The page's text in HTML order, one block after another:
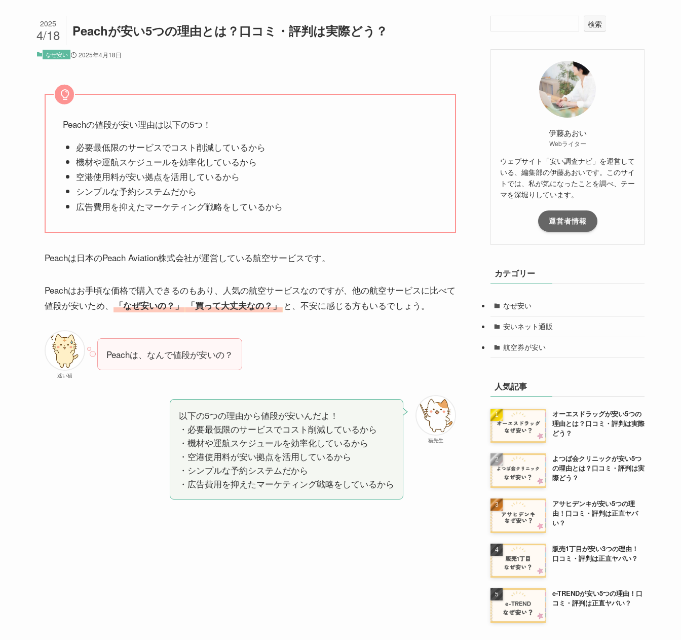
Peachが安い5つの理由とは？口コミ・評判は実際どう？
2025
4/18
なぜ安い 2025年4月18日
Peachの値段が安い理由は以下の5つ！
必要最低限のサービスでコスト削減しているから
機材や運航スケジュールを効率化しているから
空港使用料が安い拠点を活用しているから
シンプルな予約システムだから
広告費用を抑えたマーケティング戦略をしているから
Peachは日本のPeach Aviation株式会社が運営している航空サービスです。
Peachはお手頃な価格で購入できるのもあり、人気の航空サービスなのですが、他の航空サービスに比べて
値段が安いため、
「なぜ安いの？」 「買って大丈夫なの？」 と、不安に感じる方もいるでしょう。
迷い猫
Peachは、なんで値段が安いの？
猫先生
以下の5つの理由から値段が安いんだよ！
・必要最低限のサービスでコスト削減しているから
・機材や運航スケジュールを効率化しているから
・空港使用料が安い拠点を活用しているから
・シンプルな予約システムだから
・広告費用を抑えたマーケティング戦略をしているから
検索
伊藤あおい
Webライター
ウェブサイト「安い調査ナビ」を運営して
いる、編集部の伊藤あおいです。このサイ
トでは、私が気になったことを調べ、テー
マを深堀りしています。
運営者情報
カテゴリー
なぜ安い
安いネット通販
航空券が安い
人気記事
オーエスドラッグが安い5つの
理由とは？口コミ・評判は実際
どう？
よつば会クリニックが安い5つ
の理由とは？口コミ・評判は実
際どう？
アサヒデンキが安い5つの理
由！口コミ・評判は正直ヤバ
い？
販売1丁目が安い3つの理由！
口コミ・評判は正直ヤバい？
e-TRENDが安い5つの理由！口
コミ・評判は正直ヤバい？